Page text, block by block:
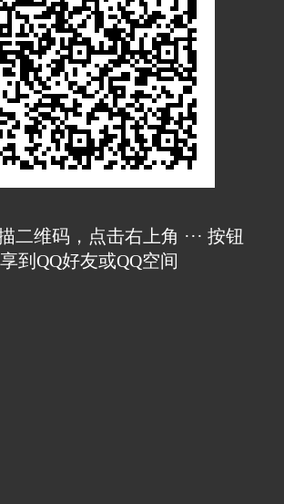
二维码，点击右上角 ··· 按钮
到QQ好友或QQ空间